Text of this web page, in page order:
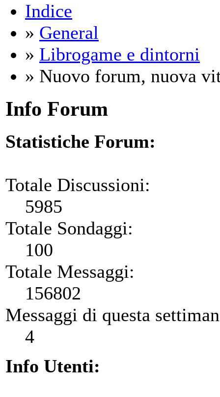
Indice
» General
» Librogame e dintorni
» Nuovo forum, nuova
Info Forum
Statistiche Forum:
Totale Discussioni:
5985
Totale Sondaggi:
100
Totale Messaggi:
156802
Messaggi di questa
4
Info Utenti: